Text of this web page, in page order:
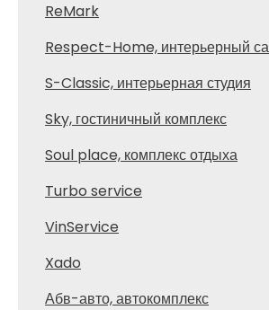
ReMark
Respect-Home, интерьерный
S-Classic, интерьерная студия
Sky, гостиничный комплекс
Soul place, комплекс отдыха
Turbo service
VinService
Xado
Абв-авто, автокомплекс